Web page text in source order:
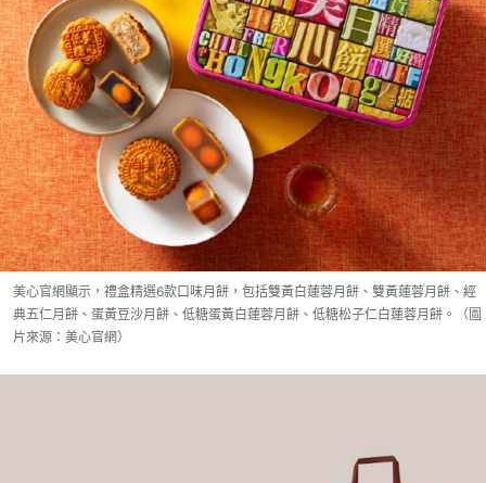
美心官網顯示，禮盒精選6款口味月餅，包括雙黃白蓮蓉月餅、雙黃蓮蓉月餅、經
典五仁月餅、蛋黃豆沙月餅、低糖蛋黃白蓮蓉月餅、低糖松子仁白蓮蓉月餅。（圖
片來源：美心官網）